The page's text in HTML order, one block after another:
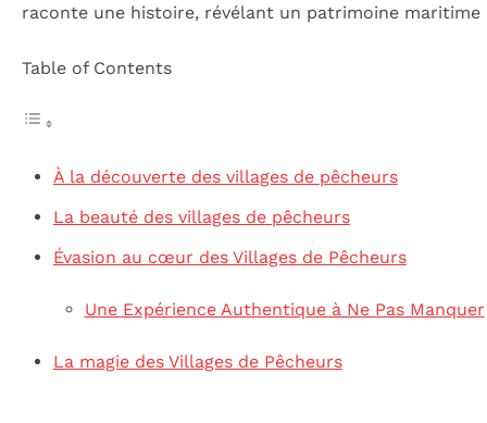
raconte une histoire, révélant un patrimoine
Table of Contents
À la découverte des villages de pêcheurs
La beauté des villages de pêcheurs
Évasion au cœur des Villages de Pêcheurs
Une Expérience Authentique à Ne Pas Manquer
La magie des Villages de Pêcheurs